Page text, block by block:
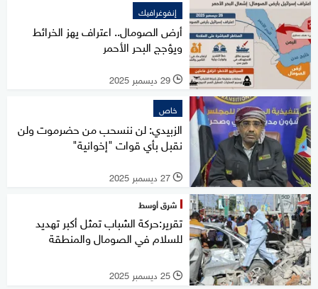
إنفوغرافيك
أرض الصومال.. اعتراف يهز الخرائط
ويؤجج البحر الأحمر
l 29 ديسمبر 2025
خاص
الزبيدي: لن ننسحب من حضرموت ولن
نقبل بأي قوات "إخوانية"
l 27 ديسمبر 2025
شرق أوسط
تقرير:حركة الشباب تمثل أكبر تهديد
للسلام في الصومال والمنطقة
l 25 ديسمبر 2025